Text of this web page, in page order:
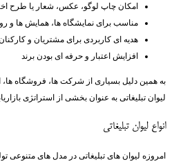
امکان چاپ لوگو، عکس، شعار یا طرح
مناسب برای نمایشگاه ‌ها، همایش ‌ها و
هدیه ‌ای کاربردی برای مشتریان و کارکنان
افزایش اعتبار و حرفه ‌ای بودن برند
به همین دلیل بسیاری از شرکت ‌ها، فروشگاه ‌ها،
لیوان تبلیغاتی به عنوان بخشی از استراتژی
انواع لیوان تبلیغاتی
امروزه لیوان ‌های تبلیغاتی در مدل ‌های متنوعی